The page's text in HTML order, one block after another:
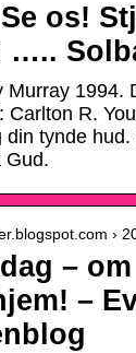
os!
…..
Murray 1994.
Carlton R.
din tynde
Gud.
›
–
–